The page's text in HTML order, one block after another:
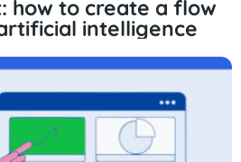
how to create a flow
intelligence